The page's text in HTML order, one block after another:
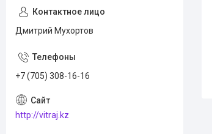
Дмитрий Мухортов
+7 (705) 308-16-16
http://vitraj.kz